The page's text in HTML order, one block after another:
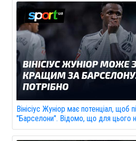
Вінісіус Жуніор має потенціал, щоб
"Барселони". Відомо, що для цього